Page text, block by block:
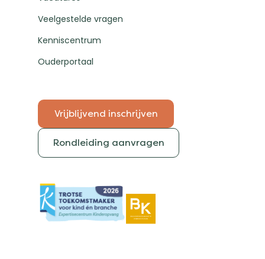
Veelgestelde vragen
Kenniscentrum
Ouderportaal
Vrijblijvend inschrijven
Rondleiding aanvragen